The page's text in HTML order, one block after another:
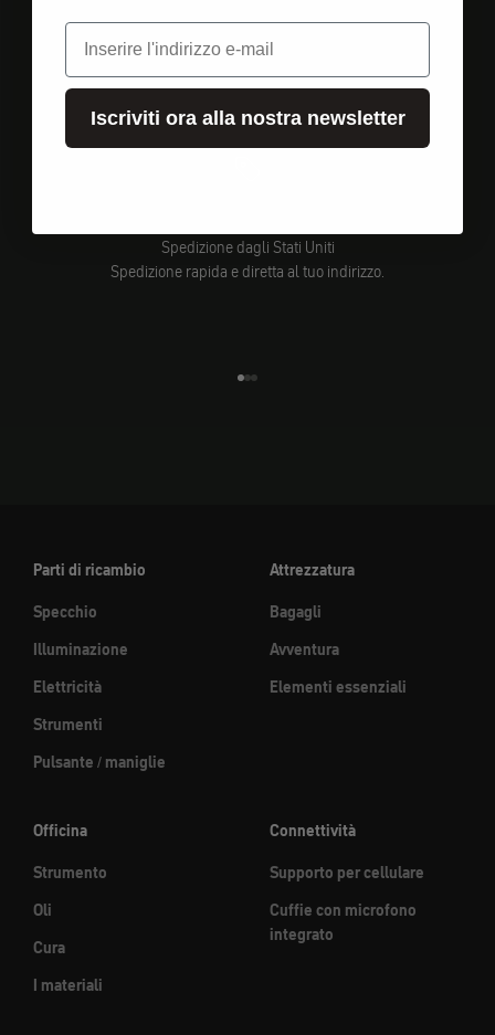
Spedizione dagli Stati Uniti
Spedizione rapida e diretta al tuo indirizzo.
Parti di ricambio
Specchio
Illuminazione
Elettricità
Strumenti
Pulsante / maniglie
Attrezzatura
Bagagli
Avventura
Elementi essenziali
Officina
Strumento
Oli
Cura
I materiali
Connettività
Supporto per cellulare
Cuffie con microfono
integrato
e-mail
Iscriviti ora alla nostra newsletter